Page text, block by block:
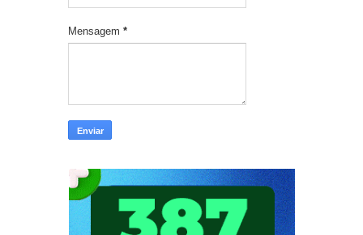
Mensagem *